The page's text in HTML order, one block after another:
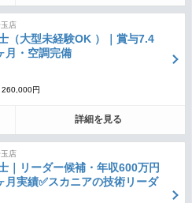
店
（大型未経験OK ）｜賞与7.4
月・空調完備
260,000円
詳細を見る
店
｜リーダー候補・年収600万円
月実績✅スカニアの技術リーダ